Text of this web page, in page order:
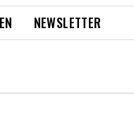
NEWSLETTER